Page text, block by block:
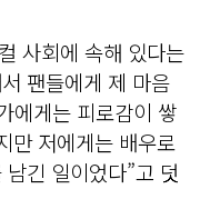
사회에 속해 있다는
팬들에게 제 마음
에게는 피로감이 쌓
만 저에게는 배우로
긴 일이었다”고 덧